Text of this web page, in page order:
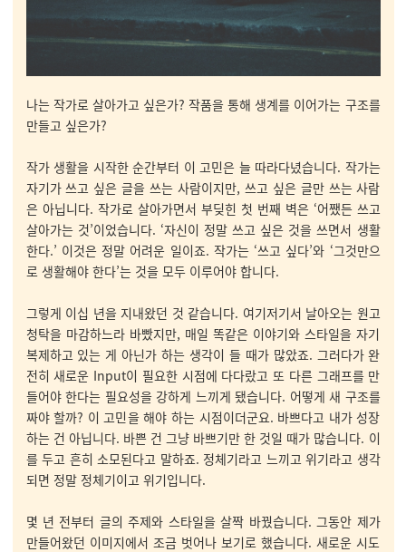
나는 작가로 살아가고 싶은가? 작품을 통해 생계를 이어가는 구조를
만들고 싶은가?
작가 생활을 시작한 순간부터 이 고민은 늘 따라다녔습니다. 작가는
자기가 쓰고 싶은 글을 쓰는 사람이지만, 쓰고 싶은 글만 쓰는 사람
은 아닙니다. 작가로 살아가면서 부딪힌 첫 번째 벽은 ‘어쨌든 쓰고
살아가는 것’이었습니다. ‘자신이 정말 쓰고 싶은 것을 쓰면서 생활
한다.’ 이것은 정말 어려운 일이죠. 작가는 ‘쓰고 싶다’와 ‘그것만으
로 생활해야 한다’는 것을 모두 이루어야 합니다.
그렇게 이십 년을 지내왔던 것 같습니다. 여기저기서 날아오는 원고
청탁을 마감하느라 바빴지만, 매일 똑같은 이야기와 스타일을 자기
복제하고 있는 게 아닌가 하는 생각이 들 때가 많았죠. 그러다가 완
전히 새로운 Input이 필요한 시점에 다다랐고 또 다른 그래프를 만
들어야 한다는 필요성을 강하게 느끼게 됐습니다. 어떻게 새 구조를
짜야 할까? 이 고민을 해야 하는 시점이더군요. 바쁘다고 내가 성장
하는 건 아닙니다. 바쁜 건 그냥 바쁘기만 한 것일 때가 많습니다. 이
를 두고 흔히 소모된다고 말하죠. 정체기라고 느끼고 위기라고 생각
되면 정말 정체기이고 위기입니다.
몇 년 전부터 글의 주제와 스타일을 살짝 바꿨습니다. 그동안 제가
만들어왔던 이미지에서 조금 벗어나 보기로 했습니다. 새로운 시도